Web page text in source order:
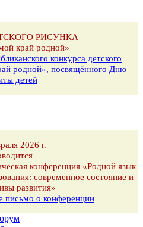
РИСУНКА
край родной»
конкурса детского
родной», посвящённого Дню
детей
2026 г.
конференция «Родной язык
современное состояние и
развития»
о конференции